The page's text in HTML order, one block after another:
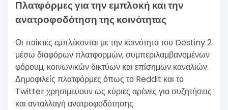
Πλατφόρμες για την εμπλοκή και την
ανατροφοδότηση της κοινότητας
Οι παίκτες εμπλέκονται με την κοινότητα του Destiny 2
μέσω διαφόρων πλατφορμών, συμπεριλαμβανομένων
φόρουμ, κοινωνικών δικτύων και επίσημων καναλιών.
Δημοφιλείς πλατφόρμες όπως το Reddit και το
Twitter χρησιμεύουν ως κύριες αρένες για συζητήσεις
και ανταλλαγή ανατροφοδότησης.